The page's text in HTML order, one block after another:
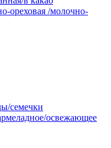
ореховая /молочно-
семечки
освежающее